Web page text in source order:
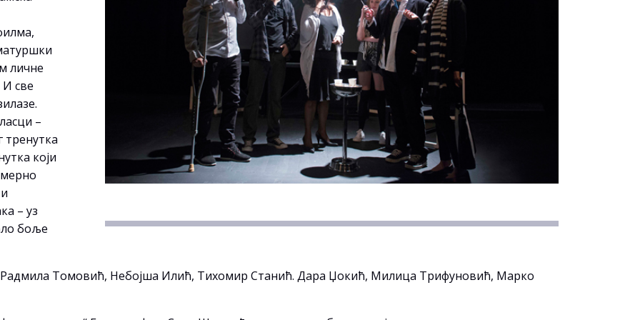
личне
све
–
тренутка
који
– уз
боље
Радмила Томовић, Небојша Илић, Тихомир Станић. Дара Џокић, Милица Трифуновић, Марко